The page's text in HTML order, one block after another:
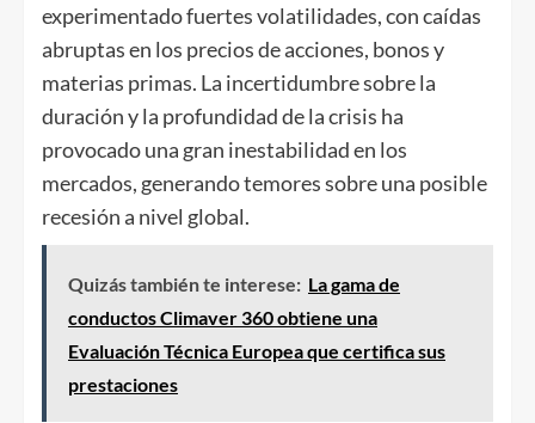
experimentado fuertes volatilidades, con caídas
abruptas en los precios de acciones, bonos y
materias primas. La incertidumbre sobre la
duración y la profundidad de la crisis ha
provocado una gran inestabilidad en los
mercados, generando temores sobre una posible
recesión a nivel global.
Quizás también te interese: La gama de
conductos Climaver 360 obtiene una
Evaluación Técnica Europea que certifica sus
prestaciones